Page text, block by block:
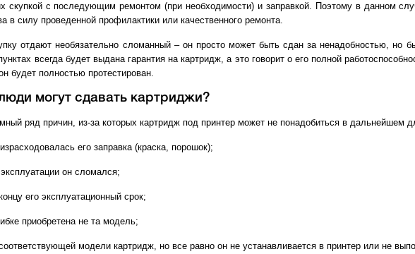
скупкой с последующим ремонтом (при необходимости) и заправкой. Поэтому в данном
в силу проведенной профилактики или качественного ремонта.
отдают необязательно сломанный – он просто может быть сдан за ненадобностью, но
всегда будет выдана гарантия на картридж, а это говорит о его полной
будет полностью протестирован.
могут сдавать картриджи?
ряд причин, из-за которых картридж под принтер может не понадобиться в дальнейшем
его заправка (краска, порошок);
он сломался;
его эксплуатационный срок;
приобретена не та модель;
модели картридж, но все равно он не устанавливается в принтер или не